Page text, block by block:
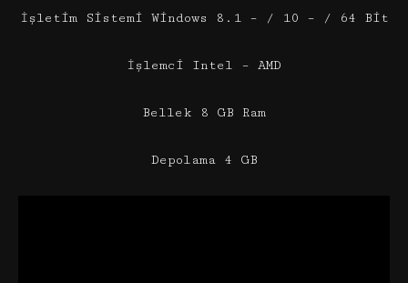
İşletim Sistemi Windows 8.1 – / 10 – / 64 Bit
İşlemci Intel – AMD
Bellek 8 GB Ram
Depolama 4 GB